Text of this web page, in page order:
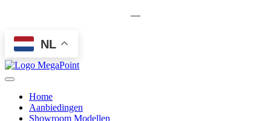
—
NL
Home
Aanbiedingen
Showroom Modellen